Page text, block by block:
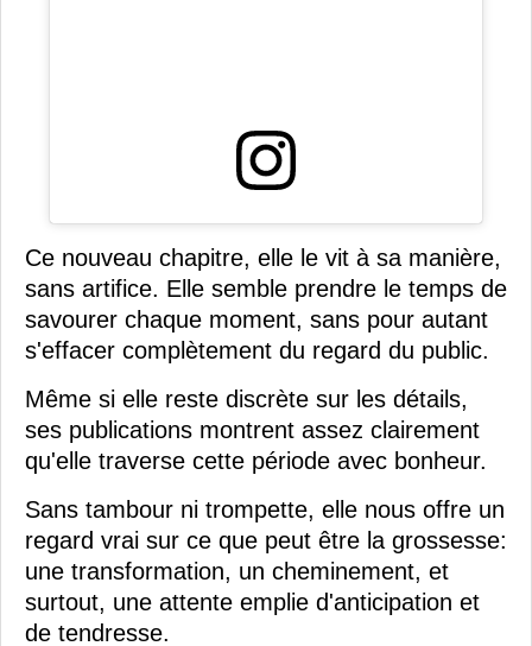
Ce nouveau chapitre, elle le vit à sa manière,
sans artifice. Elle semble prendre le temps de
savourer chaque moment, sans pour autant
s'effacer complètement du regard du public.
Même si elle reste discrète sur les détails,
ses publications montrent assez clairement
qu'elle traverse cette période avec bonheur.
Sans tambour ni trompette, elle nous offre un
regard vrai sur ce que peut être la grossesse:
une transformation, un cheminement, et
surtout, une attente emplie d'anticipation et
de tendresse.